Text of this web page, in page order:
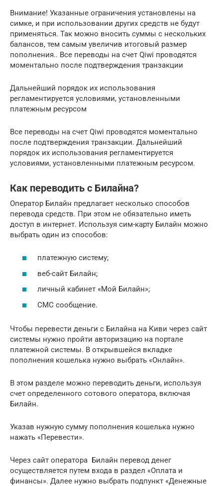
Внимание! Указанные ограничения установлены на
симке, и при использовании других средств не будут
применяться. Так можно вносить суммы с нескольких
балансов, тем самым увеличив итоговый размер
пополнения.. Все переводы на счет Qiwi проводятся
моментально после подтверждения транзакции
Дальнейший порядок их использования
регламентируется условиями, установленными
платежным ресурсом
Все переводы на счет Qiwi проводятся моментально
после подтверждения транзакции. Дальнейший
порядок их использования регламентируется
условиями, установленными платежным ресурсом.
Как переводить с Билайна?
Оператор Билайн предлагает несколько способов
перевода средств. При этом не обязательно иметь
доступ в интернет. Используя сим-карту Билайн можно
выбрать один из способов:
платежную систему;
веб-сайт Билайн;
личный кабинет «Мой Билайн»;
СМС сообщение.
Чтобы перевести деньги с Билайна на Киви через сайт
системы нужно пройти авторизацию на портале
платежной системы. В открывшейся вкладке
пополнения кошелька нужно выбрать «Онлайн».
В этом разделе можно переводить деньги, используя
счет определенного сотового оператора, включая
Билайн.
Указав нужную сумму пополнения кошелька нужно
нажать «Перевести».
Через сайт оператора Билайн перевод денег
осуществляется путем входа в раздел «Оплата и
финансы». Далее нужно выбрать подпункт «Денежные